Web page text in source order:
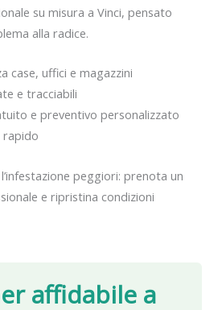
affidabile a
su misura a Vinci, pensato
alla radice.
case, uffici e magazzini
e tracciabili
e preventivo personalizzato
rapido
peggiori: prenota un
e ripristina condizioni